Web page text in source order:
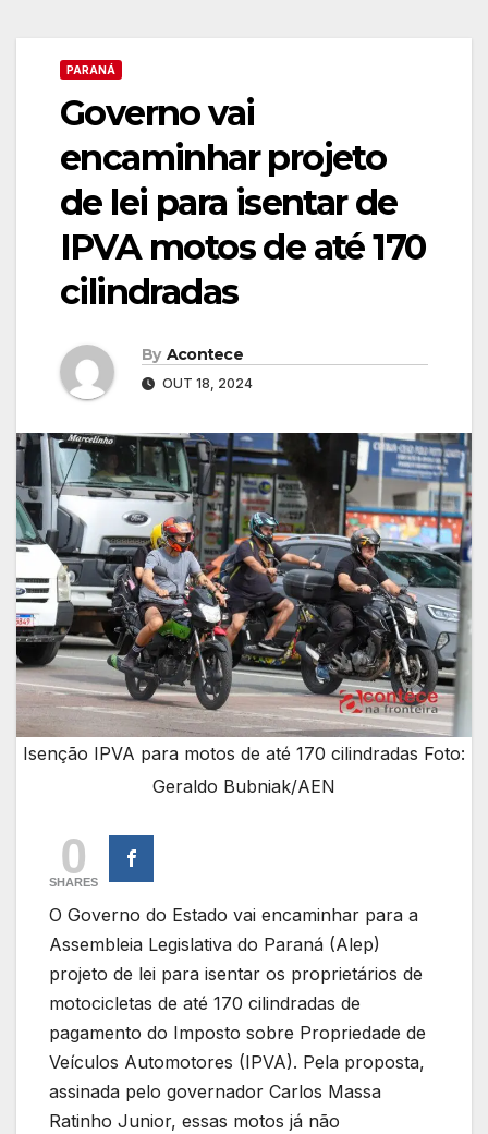
PARANÁ
Governo vai
encaminhar projeto
de lei para isentar de
IPVA motos de até 170
cilindradas
By Acontece
OUT 18, 2024
Isenção IPVA para motos de até 170 cilindradas Foto:
Geraldo Bubniak/AEN
0
SHARES
O Governo do Estado vai encaminhar para a
Assembleia Legislativa do Paraná (Alep)
projeto de lei para isentar os proprietários de
motocicletas de até 170 cilindradas de
pagamento do Imposto sobre Propriedade de
Veículos Automotores (IPVA). Pela proposta,
assinada pelo governador Carlos Massa
Ratinho Junior, essas motos já não